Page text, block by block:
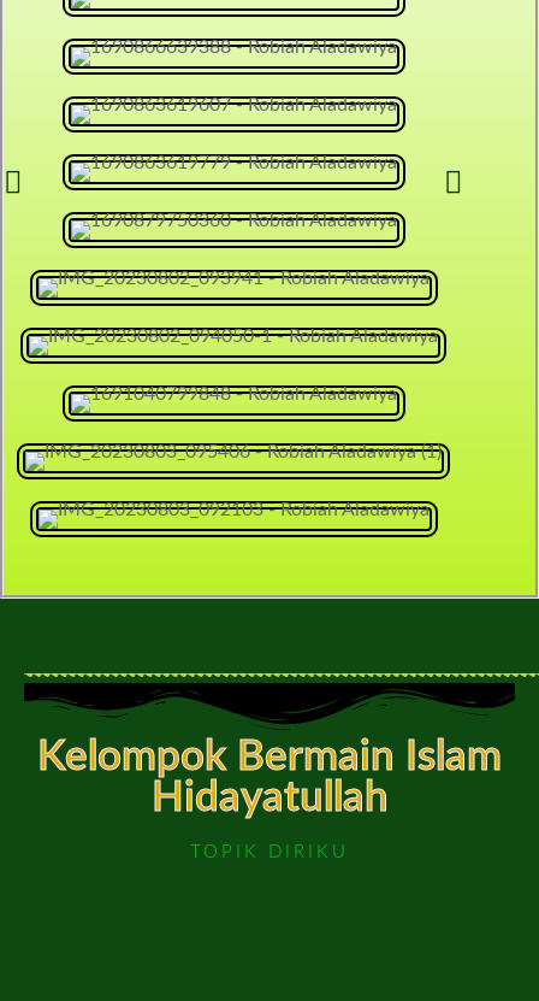
Kelompok Bermain Islam
Hidayatullah
TOPIK DIRIKU